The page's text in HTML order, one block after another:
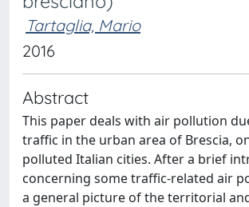
Tartaglia, Mario
2016
Abstract
This paper deals with air pollution
traffic in the urban area of Brescia,
polluted Italian cities. After a brief
concerning some traffic-related air
a general picture of the territorial